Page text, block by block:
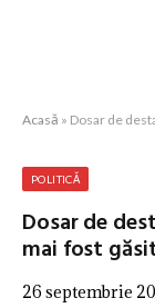
Acasă » Dosar de
POLITICĂ
Dosar de
mai fost
26 septembrie